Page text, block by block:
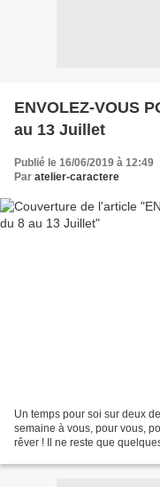
ENVOLEZ-VOUS
au 13 Juillet
Publié le 16/06/2019 à 12:49
Par atelier-caractere
Un temps pour soi sur deux
semaine à vous, pour vous,
rêver ! Il ne reste que